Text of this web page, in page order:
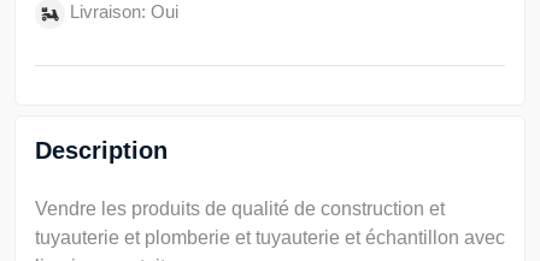
Livraison: Oui
Description
Vendre les produits de qualité de construction et
tuyauterie et plomberie et tuyauterie et échantillon avec